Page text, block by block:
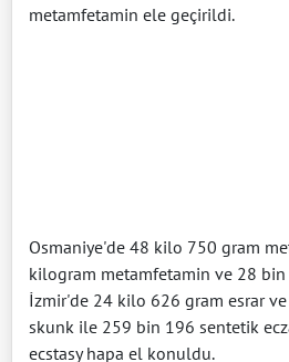
metamfetamin ele geçirildi.
Osmaniye'de 48 kilo 750 gram
kilogram metamfetamin ve 28 bin
İzmir'de 24 kilo 626 gram esrar
skunk ile 259 bin 196 sentetik
ecstasy hapa el konuldu.